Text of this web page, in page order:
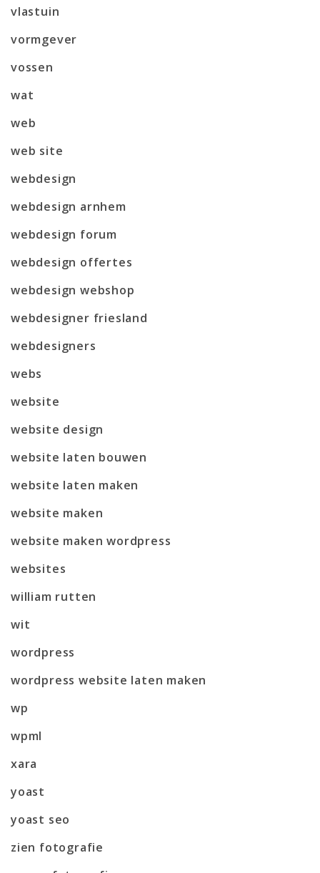
vlastuin
vormgever
vossen
wat
web
web site
webdesign
webdesign arnhem
webdesign forum
webdesign offertes
webdesign webshop
webdesigner friesland
webdesigners
webs
website
website design
website laten bouwen
website laten maken
website maken
website maken wordpress
websites
william rutten
wit
wordpress
wordpress website laten maken
wp
wpml
xara
yoast
yoast seo
zien fotografie